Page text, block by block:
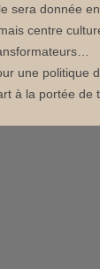
sera donnée
centre
une politique
à la portée de